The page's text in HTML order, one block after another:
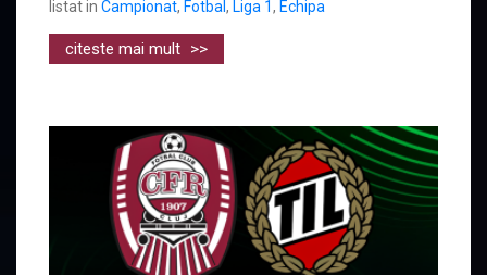
listat in Campionat, Fotbal, Liga 1, Echipa
citeste mai mult >>